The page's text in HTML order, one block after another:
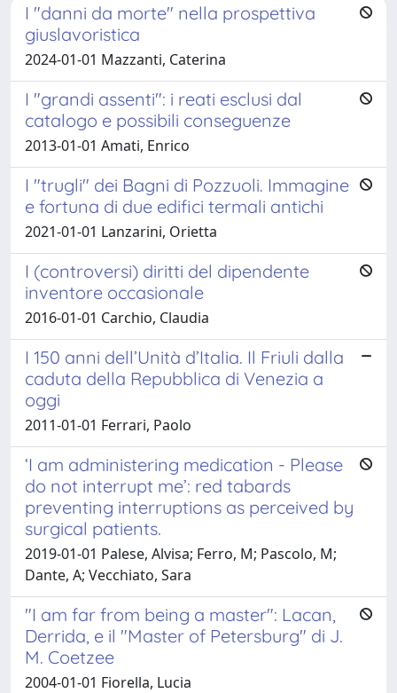
I "danni da morte" nella prospettiva
giuslavoristica
2024-01-01 Mazzanti, Caterina
I "grandi assenti": i reati esclusi dal
catalogo e possibili conseguenze
2013-01-01 Amati, Enrico
I "trugli" dei Bagni di Pozzuoli. Immagine
e fortuna di due edifici termali antichi
2021-01-01 Lanzarini, Orietta
I (controversi) diritti del dipendente
inventore occasionale
2016-01-01 Carchio, Claudia
I 150 anni dell’Unità d’Italia. Il Friuli dalla
caduta della Repubblica di Venezia a
oggi
2011-01-01 Ferrari, Paolo
‘I am administering medication - Please
do not interrupt me’: red tabards
preventing interruptions as perceived by
surgical patients.
2019-01-01 Palese, Alvisa; Ferro, M; Pascolo, M;
Dante, A; Vecchiato, Sara
"I am far from being a master": Lacan,
Derrida, e il "Master of Petersburg" di J.
M. Coetzee
2004-01-01 Fiorella, Lucia